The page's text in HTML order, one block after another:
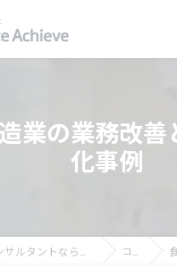
業の業務改善
化事例
コラム